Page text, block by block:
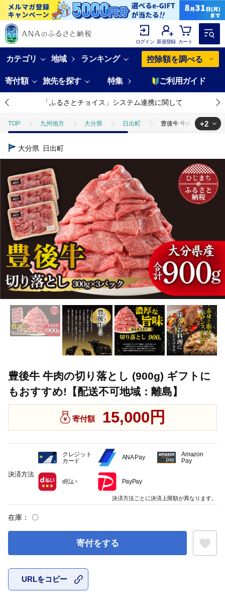
ログイン 新規登録 カート
カテゴリ 地域 ランキング 控除額を調べる
寄付額 旅先を探す 特集 ご利用ガイド
「ふるさとチョイス」システム連携に関して
TOP 九州地方 大分県 日出町 豊後牛 牛肉の切り落
TOP
豊後牛 牛肉の切り落とし
+2
大分県 日出町
豊後牛 牛肉の切り落とし (900g) ギフトに
もおすすめ!【配送不可地域：離島】
寄付額 15,000円
在庫： 〇
寄付をする
URLをコピー
決済方法
クレジット
カード
ANA Pay
Amazon
Pay
d払い PayPay
決済方法ごとに決済上限額が異なります。